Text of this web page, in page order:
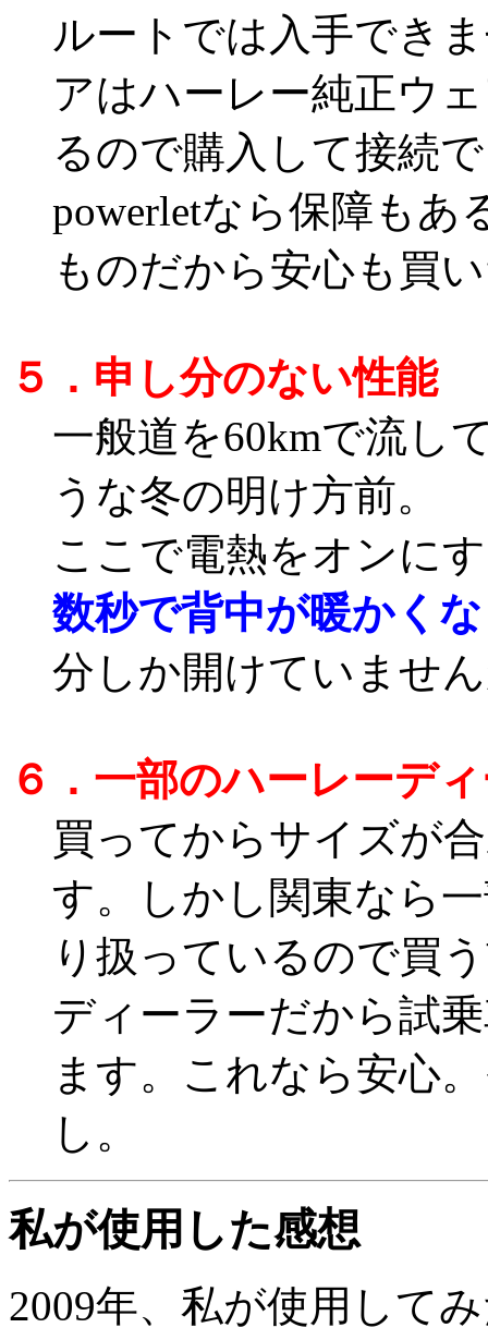
ルートでは入手でき
アはハーレー純正ウ
るので購入して接続
powerletなら保障もあ
ものだから安心も買
５．申し分のない性能
一般道を60kmで流し
うな冬の明け方前。
ここで電熱をオンに
数秒で背中が暖かく
分しか開けていませ
６．一部のハーレーデ
買ってからサイズが
す。しかし関東なら
り扱っているので買
ディーラーだから試
ます。これなら安心
し。
私が使用した感想
2009年、私が使用して